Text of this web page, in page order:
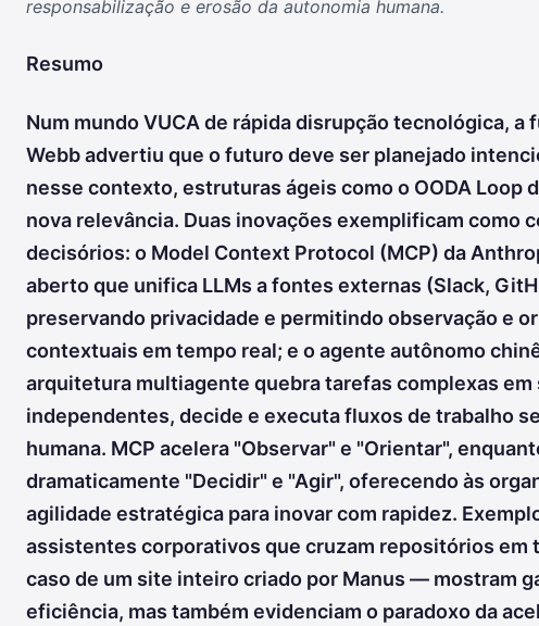
responsabilização e erosão da autonomia humana.
Resumo
Num mundo VUCA de rápida disrupção tecnológica, a
Webb advertiu que o futuro deve ser planejado
nesse contexto, estruturas ágeis como o OODA Loop
nova relevância. Duas inovações exemplificam como
decisórios: o Model Context Protocol (MCP) da
aberto que unifica LLMs a fontes externas (Slack,
preservando privacidade e permitindo observação e
contextuais em tempo real; e o agente autônomo
arquitetura multiagente quebra tarefas complexas em
independentes, decide e executa fluxos de trabalho
humana. MCP acelera "Observar" e "Orientar",
dramaticamente "Decidir" e "Agir", oferecendo às
agilidade estratégica para inovar com rapidez.
assistentes corporativos que cruzam repositórios em
caso de um site inteiro criado por Manus — mostram
eficiência, mas também evidenciam o paradoxo da